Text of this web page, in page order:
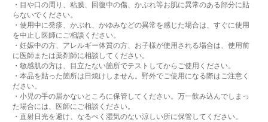
・目や口の周り、粘膜、回復中の傷、かぶれ等お肌に異常のある部分に貼
らないでください。
・使用中に発疹、かぶれ、かゆみなどの異常を感じた場合は、すぐに使用
を中止し医師にご相談ください。
・妊娠中の方、アレルギー体質の方、お子様が使用される場合は、使用前
に医師または薬剤師に相談してください。
・敏感肌の方は、目立たない箇所でテストしてからご使用ください。
・本品を貼った箇所は日焼けしません。野外でご使用になる際はご注意く
ださい。
・小児の手の届かないところに保管してください。万一飲み込んでしまっ
た場合には、医師にご相談ください。
・直射日光を避け、なるべく湿気のない涼しい所に保管してください。